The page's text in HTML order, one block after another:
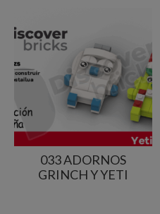
033 ADORNOS
GRINCH Y YETI